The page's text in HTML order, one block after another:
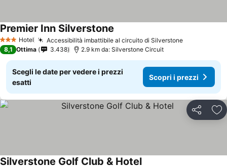
3 StelleHotel Accessibilità imbattibile al circuito di Silverstone
Premier Inn Silverstone
8,1 Ottima 3.438 2.9 km da: Silverstone Circuit
Scegli le date per vedere i prezzi
esatti
Scopri i prezzi
Condividi
Silverstone Golf Club & Hotel